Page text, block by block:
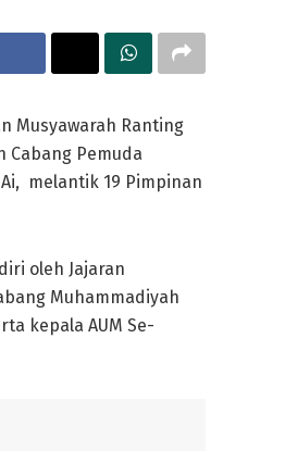
Musyawarah Ranting
Cabang Pemuda
melantik 19 Pimpinan
oleh Jajaran
Muhammadiyah
kepala AUM Se-